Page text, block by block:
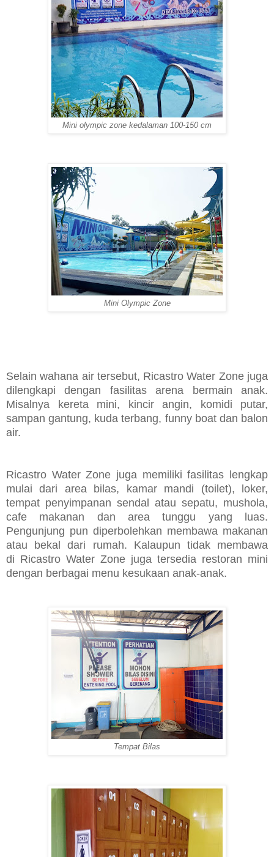
Mini olympic zone kedalaman 100-150 cm
Mini Olympic Zone
Selain wahana air tersebut, Ricastro Water Zone juga
dilengkapi dengan fasilitas arena bermain anak.
Misalnya kereta mini, kincir angin, komidi putar,
sampan gantung, kuda terbang, funny boat dan balon
air.
Ricastro Water Zone juga memiliki fasilitas lengkap
mulai dari area bilas, kamar mandi (toilet), loker,
tempat penyimpanan sendal atau sepatu, mushola,
cafe makanan dan area tunggu yang luas.
Pengunjung pun diperbolehkan membawa makanan
atau bekal dari rumah. Kalaupun tidak membawa
di Ricastro Water Zone juga tersedia restoran mini
dengan berbagai menu kesukaan anak-anak.
Tempat Bilas